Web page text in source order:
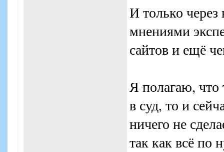
И только через
мнениями
сайтов и ещё
Я полагаю, что
в суд, то и
ничего не
так как всё по